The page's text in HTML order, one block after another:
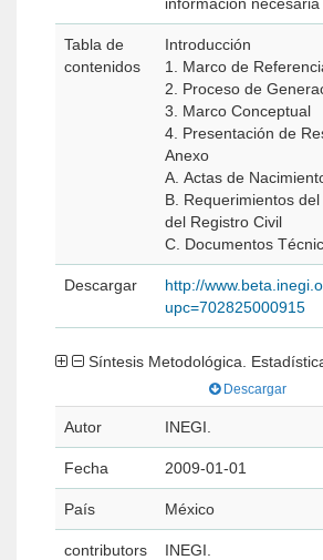
Tabla de
contenidos
Introducción
1. Marco de
2. Proceso de
3. Marco Conceptual
4. Presentación de
Anexo
A. Actas de
B. Requerimientos
del Registro Civil
C. Documentos
Descargar
http://
upc=702825000915
Síntesis Metodológica.
Descargar
Autor INEGI.
Fecha 2009-01-01
País México
contributors INEGI.